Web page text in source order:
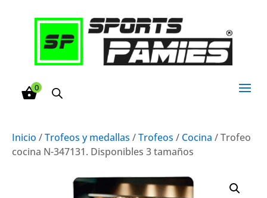
0
Inicio /Trofeos y medallas /Trofeos / Cocina / Trofeo
cocina N-347131. Disponibles 3 tamaños